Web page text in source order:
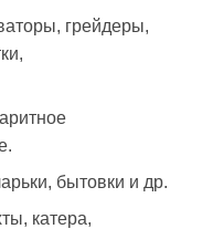
грейдеры,
бытовки и др.
катера,